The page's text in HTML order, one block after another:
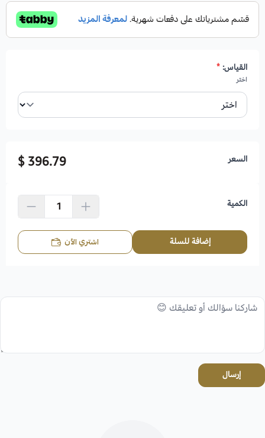
القياس:*
اختر
السعر 396.79 $
الكمية
إضافة للسلة اشتري الآن
إرسال